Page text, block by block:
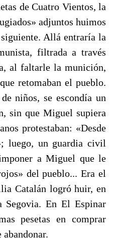
de Cuatro Vien­tos, la
adjuntos huimos
Allá entraría la
filtrada a través
al faltarle la munición,
retomaban el pueblo.
niños, se escondía un
sin que Miguel supiera
protestaban: «Desde
luego, un guardia civil
a Miguel que le
del pueblo... Era el
Catalán logró huir, en
Segovia. En El Espinar
pesetas en comprar